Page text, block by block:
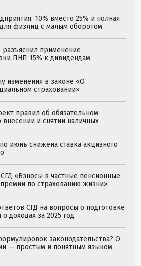
10% вместо 25% и полная
физлиц с малым оборотом
применение
ПНП 15% к дивидендам
изменения в законе «О
страховании»
правил об обязательном
и снятии наличных
июнь снижена ставка акцизного
«Взносы в частные пенсионные
по страхованию жизни»
СГД на вопросы о подготовке
доходах за 2025 год
законодательства? О
— простым и понятным языком